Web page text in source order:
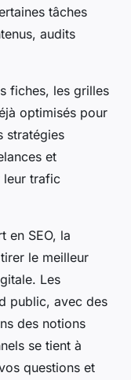
tâches
audits
fiches, les grilles
optimisés pour
stratégies
et
leur trafic
en SEO, la
le meilleur
Les
public, avec des
des notions
se tient à
questions et